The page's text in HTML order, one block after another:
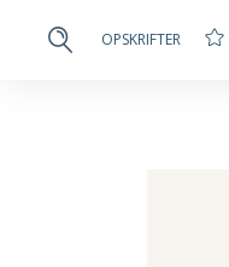
OPSKRIFTER